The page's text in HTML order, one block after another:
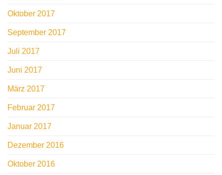
Oktober 2017
September 2017
Juli 2017
Juni 2017
März 2017
Februar 2017
Januar 2017
Dezember 2016
Oktober 2016